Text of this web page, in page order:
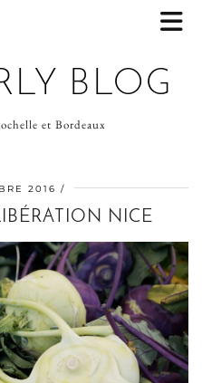
BLOG
et Bordeaux
2016
NICE